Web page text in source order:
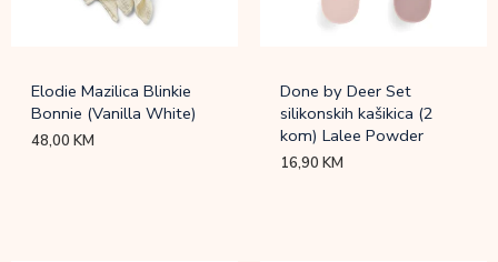
Elodie Mazilica Blinkie
Bonnie (Vanilla White)
48,00KM
Done by Deer Set
silikonskih kašikica (2
kom) Lalee Powder
16,90KM